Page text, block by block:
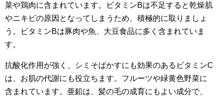
菜や鶏肉に含まれています。ビタミンBは不足すると乾燥肌
やニキビの原因となってしまうため、積極的に取りましょ
う。ビタミンBは豚肉や魚、大豆食品に多く含まれていま
す。
抗酸化作用が強く、シミそばかすにも効果のあるビタミンC
は、お肌の代謝にも役立ちます。フルーツや緑黄色野菜に
含まれています。亜鉛は、髪の毛の成育にもよい成分で、